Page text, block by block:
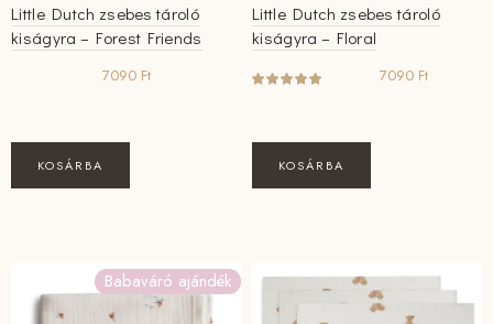
Little Dutch zsebes tároló
kiságyra – Forest Friends
7090 Ft
KOSÁRBA
Little Dutch zsebes tároló
kiságyra – Floral
7090 Ft
KOSÁRBA
Babaváró ajándék